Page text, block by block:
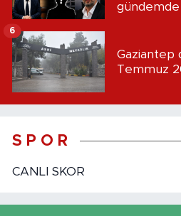
gündemde
Gaziantep
Temmuz
6
S P O R
CANLI SKOR